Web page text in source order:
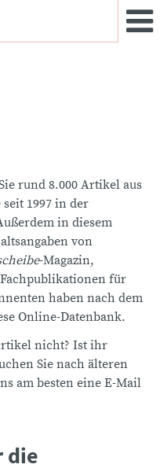
rund 8.000 Artikel aus
1997 in der
in diesem
von
-Magazin,
für
haben nach dem
Online-Datenbank.
nicht? Ist ihr
Sie nach älteren
am besten eine E-Mail
die